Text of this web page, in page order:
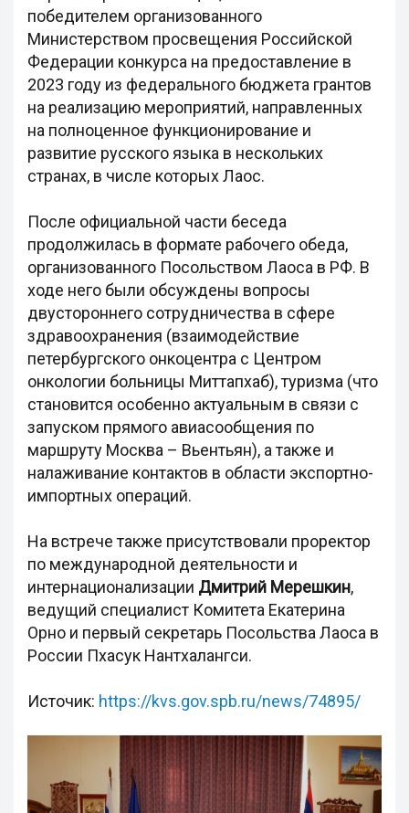
победителем организованного
Министерством просвещения Российской
Федерации конкурса на предоставление в
2023 году из федерального бюджета грантов
на реализацию мероприятий, направленных
на полноценное функционирование и
развитие русского языка в нескольких
странах, в числе которых Лаос.
После официальной части беседа
продолжилась в формате рабочего обеда,
организованного Посольством Лаоса в РФ. В
ходе него были обсуждены вопросы
двустороннего сотрудничества в сфере
здравоохранения (взаимодействие
петербургского онкоцентра с Центром
онкологии больницы Миттапхаб), туризма (что
становится особенно актуальным в связи с
запуском прямого авиасообщения по
маршруту Москва – Вьентьян), а также и
налаживание контактов в области экспортно-
импортных операций.
На встрече также присутствовали проректор
по международной деятельности и
интернационализации Дмитрий Мерешкин,
ведущий специалист Комитета Екатерина
Орно и первый секретарь Посольства Лаоса в
России Пхасук Нантхалангси.
Источик: https://kvs.gov.spb.ru/news/74895/